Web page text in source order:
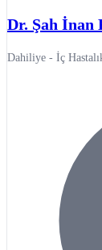
Dr. Şah İnan
Dahiliye - İç